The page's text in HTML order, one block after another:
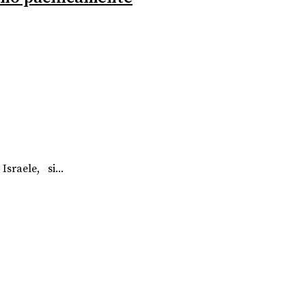
Israele, si...